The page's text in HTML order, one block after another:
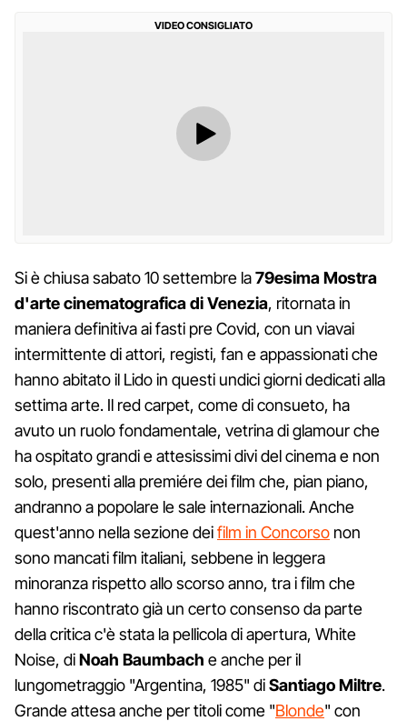
VIDEO CONSIGLIATO
Si è chiusa sabato 10 settembre la79esima Mostra
d'arte cinematografica di Venezia, ritornata in
maniera definitiva ai fasti pre Covid, con un viavai
intermittente di attori, registi, fan e appassionati che
hanno abitato il Lido in questi undici giorni dedicati alla
settima arte. Il red carpet, come di consueto, ha
avuto un ruolo fondamentale, vetrina di glamour che
ha ospitato grandi e attesissimi divi del cinema e non
solo, presenti alla premiére dei film che, pian piano,
andranno a popolare le sale internazionali. Anche
quest'anno nella sezione deifilm in Concorso non
sono mancati film italiani, sebbene in leggera
minoranza rispetto allo scorso anno, tra i film che
hanno riscontrato già un certo consenso da parte
della critica c'è stata la pellicola di apertura, White
Noise, diNoah Baumbach e anche per il
lungometraggio "Argentina, 1985" diSantiago Miltre.
Grande attesa anche per titoli come "Blonde" con